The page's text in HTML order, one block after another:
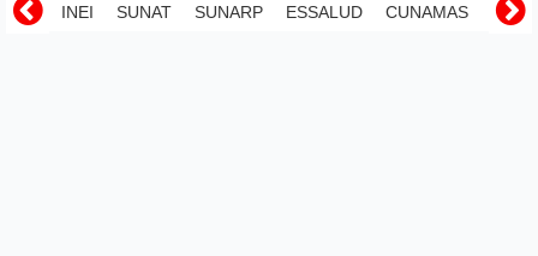
INEI SUNAT SUNARP ESSALUD CUNAMAS